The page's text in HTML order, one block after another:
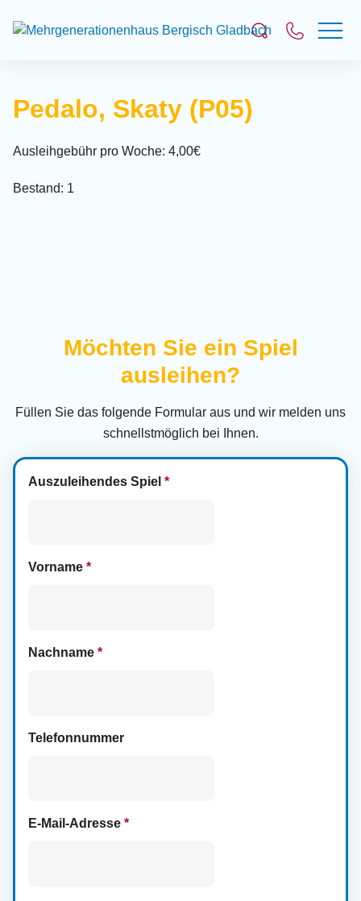
Pedalo, Skaty (P05)
Ausleihgebühr pro Woche: 4,00€
Bestand: 1
Möchten Sie ein Spiel
ausleihen?
Füllen Sie das folgende Formular aus und wir melden uns
schnellstmöglich bei Ihnen.
Auszuleihendes Spiel *
Vorname *
Nachname *
Telefonnummer
E-Mail-Adresse *